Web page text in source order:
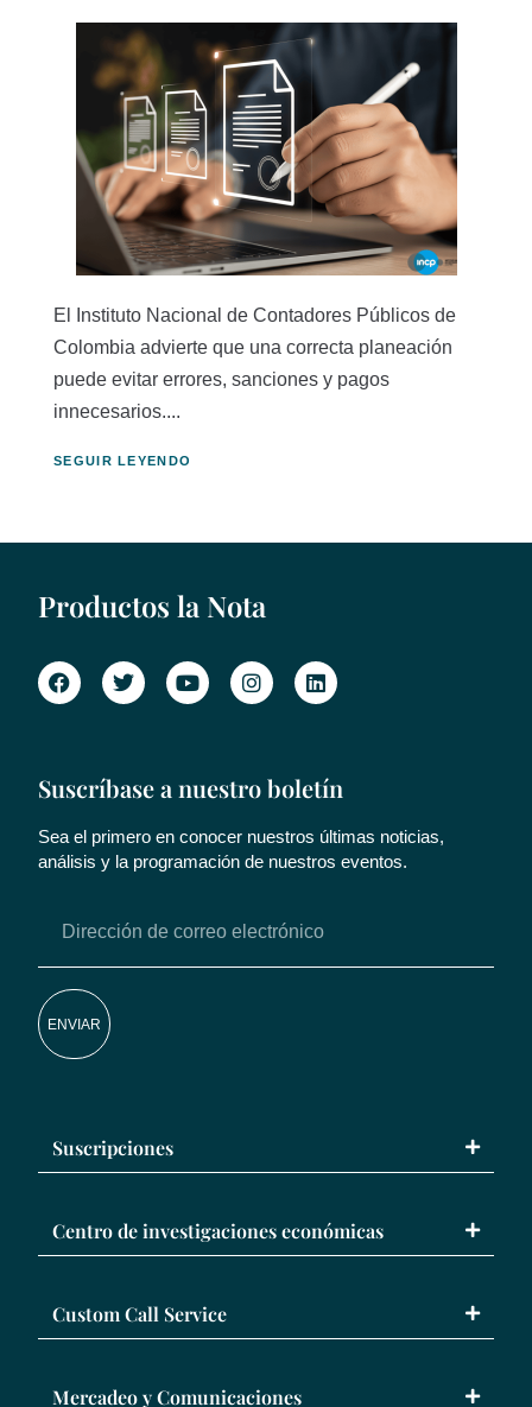
El Instituto Nacional de Contadores Públicos de
Colombia advierte que una correcta planeación
puede evitar errores, sanciones y pagos
innecesarios....
SEGUIR LEYENDO
Productos la Nota
Suscríbase a nuestro boletín
Sea el primero en conocer nuestros últimas noticias,
análisis y la programación de nuestros eventos.
ENVIAR
Suscripciones
Centro de investigaciones económicas
Custom Call Service
Mercadeo y Comunicaciones